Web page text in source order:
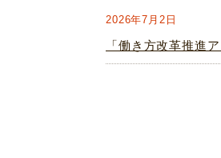
2026年7月2日
「働き方改革推進